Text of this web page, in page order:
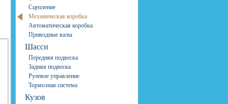
Сцепление
Механическая коробка
Автоматическая коробка
Приводные валы
Шасси
Передняя подвеска
Задняя подвеска
Рулевое управление
Тормозная система
Кузов